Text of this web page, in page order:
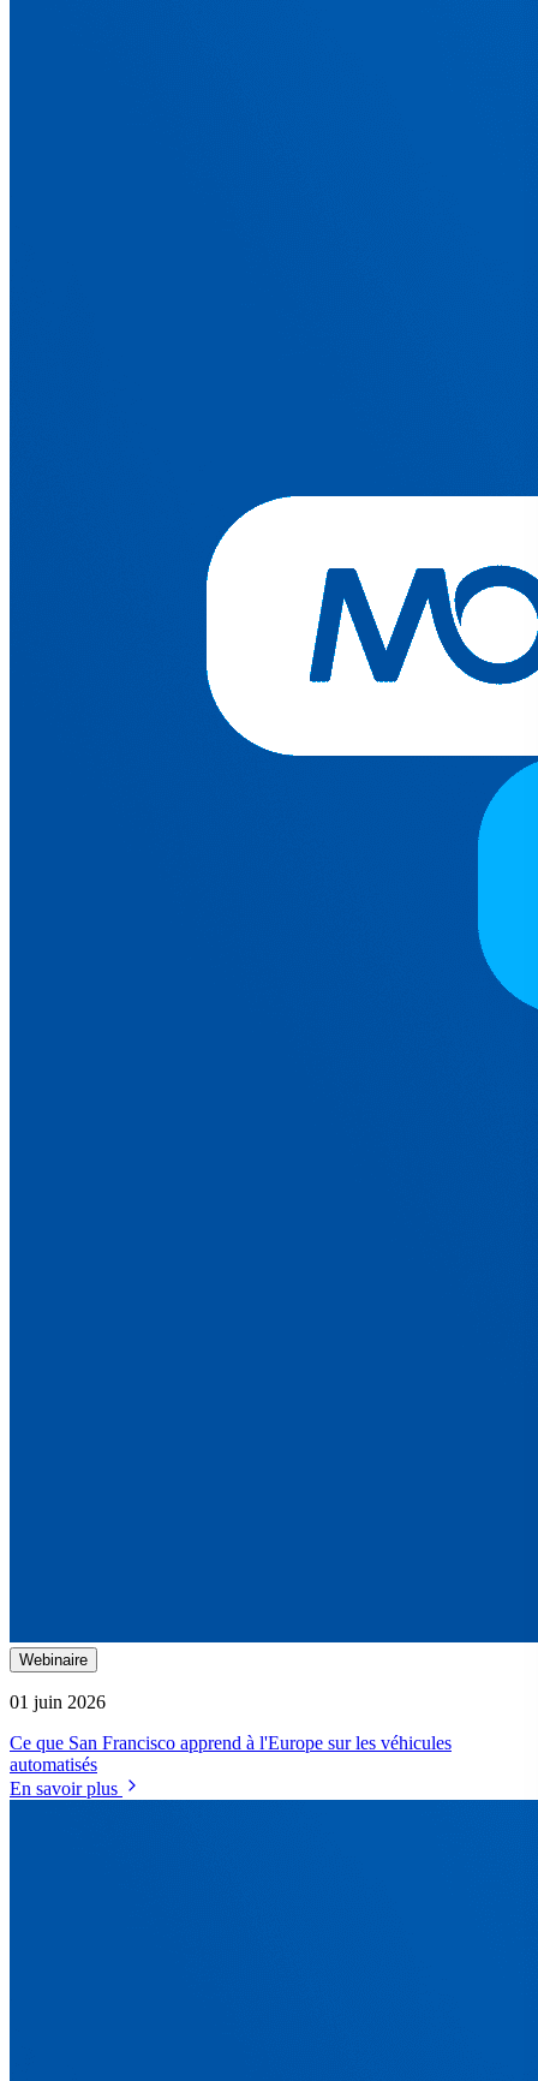
Webinaire
01 juin 2026
Ce que San Francisco apprend à l'Europe sur les véhicules
automatisés
En savoir plus